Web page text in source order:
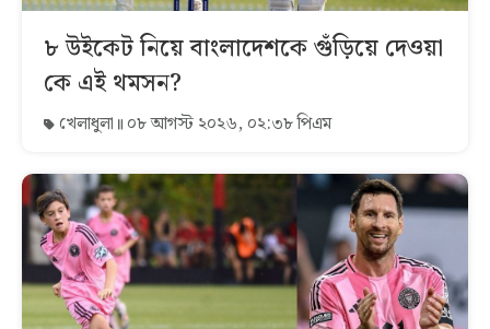
৮ উইকেট নিয়ে বাংলাদেশকে গুঁড়িয়ে দেওয়া
কে এই থমসন?
খেলাধুলা ০৮ আগস্ট ২০২৬, ০২:৩৮ পিএম